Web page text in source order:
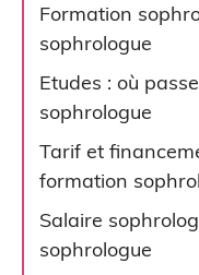
Formation
sophrologue
Etudes : où
sophrologue
Tarif et
formation
Salaire
sophrologue